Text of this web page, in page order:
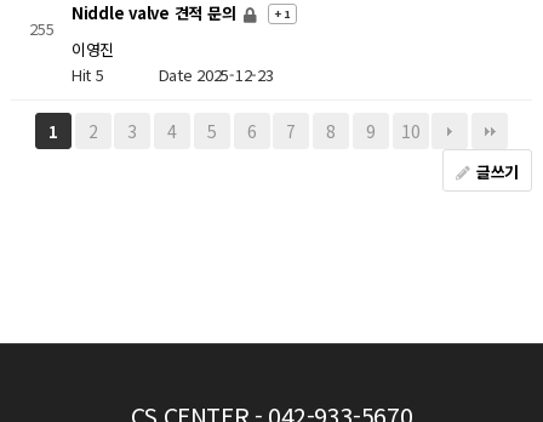
255
Niddle valve 견적 문의 + 1
이영진
Hit 5 Date 2025-12-23
1 2 3 4 5 6 7 8 9 10
글쓰기